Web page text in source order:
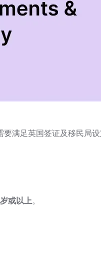
要满足英国签证及移民局
或以上。